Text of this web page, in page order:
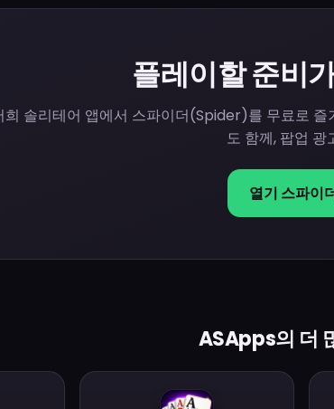
플레이할 준비
희 솔리테어 앱에서 스파이더(Spider)를 무료로
도 함께, 팝업 광
열기 스파이
ASApps의 더